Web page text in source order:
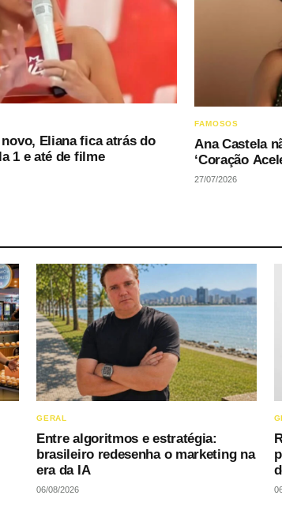
Eliana fica atrás do
1 e até de filme
FAMOSOS
Ana Castela
‘Coração
27/07/2026
GERAL
Entre algoritmos e estratégia:
brasileiro redesenha o marketing na
era da IA
06/08/2026